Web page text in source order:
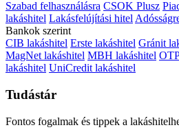
Szabad felhasználásra CSOK Plusz
lakáshitel Lakásfelújítási hitel
Bankok szerint
CIB lakáshitel Erste lakáshitel Gránit
MagNet lakáshitel MBH lakáshitel
lakáshitel UniCredit lakáshitel
Tudástár
Fontos fogalmak és tippek a